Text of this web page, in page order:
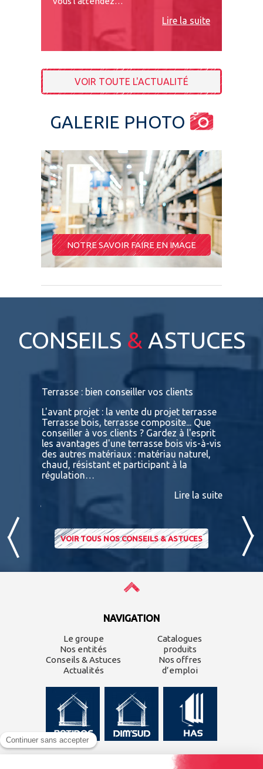
Lire la suite
VOIR TOUTE L'ACTUALITÉ
GALERIE PHOTO
NOTRE SAVOIR FAIRE EN IMAGE
CONSEILS & ASTUCES
la suite
Terrasse : bien conseiller vos clients
L'avant projet : la vente du projet terrasse
Terrasse bois, terrasse composite... Que
conseiller à vos clients ? Gardez à l'esprit
les avantages d'une terrasse bois vis-à-vis
des autres matériaux : matériau naturel,
chaud, résistant et participant à la
régulation…
Lire la suite
VOIR TOUS NOS CONSEILS & ASTUCES
NAVIGATION
Le groupe
Nos entités
Conseils & Astuces
Actualités
Catalogues
produits
Nos offres
d’emploi